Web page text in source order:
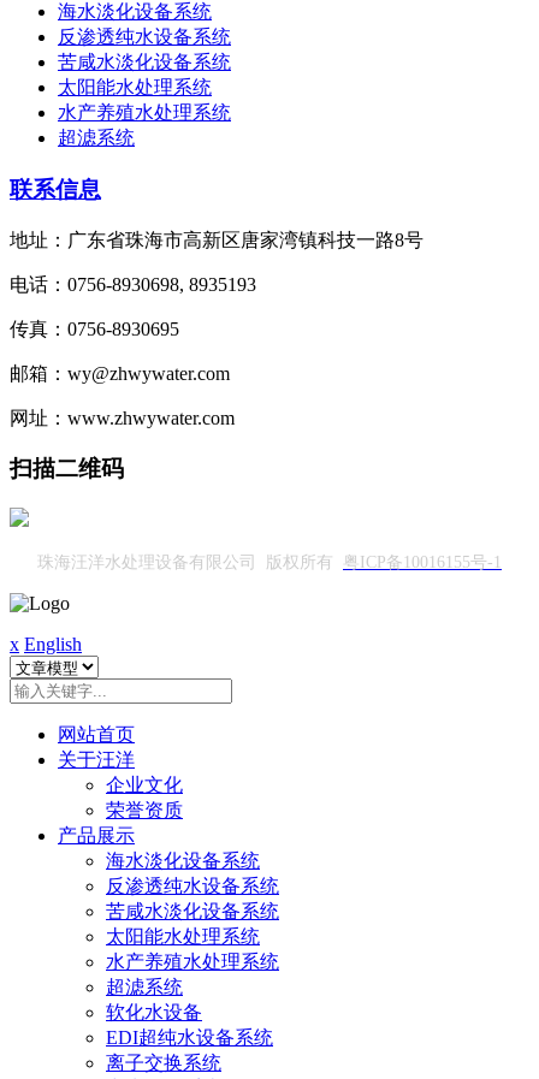
海水淡化设备系统
反渗透纯水设备系统
苦咸水淡化设备系统
太阳能水处理系统
水产养殖水处理系统
超滤系统
联系信息
地址：广东省珠海市高新区唐家湾镇科技一路8号
电话：0756-8930698, 8935193
传真：0756-8930695
邮箱：wy@zhwywater.com
网址：www.zhwywater.com
扫描二维码
珠海汪洋水处理设备有限公司 版权所有 粤ICP备10016155号-1
x English
网站首页
关于汪洋
企业文化
荣誉资质
产品展示
海水淡化设备系统
反渗透纯水设备系统
苦咸水淡化设备系统
太阳能水处理系统
水产养殖水处理系统
超滤系统
软化水设备
EDI超纯水设备系统
离子交换系统